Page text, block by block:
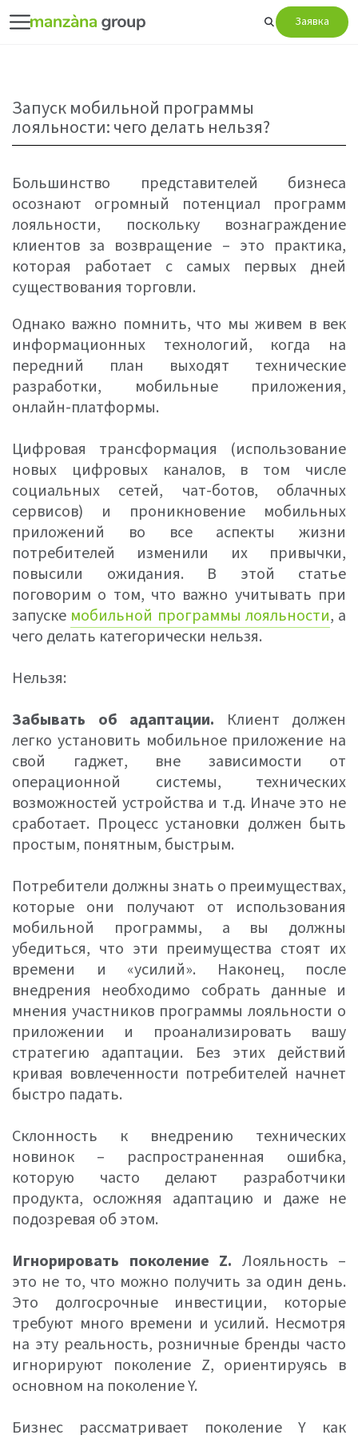
Заявка
Запуск мобильной программы
лояльности: чего делать нельзя?
Большинство представителей бизнеса
осознают огромный потенциал программ
лояльности, поскольку вознаграждение
клиентов за возвращение – это практика,
которая работает с самых первых дней
существования торговли.
Однако важно помнить, что мы живем в век
информационных технологий, когда на
передний план выходят технические
разработки, мобильные приложения,
онлайн-платформы.
Цифровая трансформация (использование
новых цифровых каналов, в том числе
социальных сетей, чат-ботов, облачных
сервисов) и проникновение мобильных
приложений во все аспекты жизни
потребителей изменили их привычки,
повысили ожидания. В этой статье
поговорим о том, что важно учитывать при
запуске мобильной программы лояльности, а
чего делать категорически нельзя.
Нельзя:
Забывать об адаптации. Клиент должен
легко установить мобильное приложение на
свой гаджет, вне зависимости от
операционной системы, технических
возможностей устройства и т.д. Иначе это не
сработает. Процесс установки должен быть
простым, понятным, быстрым.
Потребители должны знать о преимуществах,
которые они получают от использования
мобильной программы, а вы должны
убедиться, что эти преимущества стоят их
времени и «усилий». Наконец, после
внедрения необходимо собрать данные и
мнения участников программы лояльности о
приложении и проанализировать вашу
стратегию адаптации. Без этих действий
кривая вовлеченности потребителей начнет
быстро падать.
Склонность к внедрению технических
новинок – распространенная ошибка,
которую часто делают разработчики
продукта, осложняя адаптацию и даже не
подозревая об этом.
Игнорировать поколение Z. Лояльность –
это не то, что можно получить за один день.
Это долгосрочные инвестиции, которые
требуют много времени и усилий. Несмотря
на эту реальность, розничные бренды часто
игнорируют поколение Z, ориентируясь в
основном на поколение Y.
Бизнес рассматривает поколение Y как